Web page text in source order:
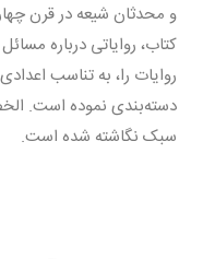
و محدثان شیعه در قرن
کتاب، روایاتی درباره
روایات را، به تناسب
دسته‌بندی نموده است.
سبک نگاشته شده است.